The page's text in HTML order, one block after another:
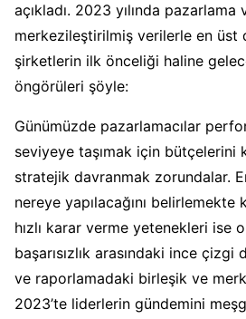
açıkladı. 2023 yılında pazarlama
merkezileştirilmiş verilerle en üst
şirketlerin ilk önceliği haline
öngörüleri şöyle:
Günümüzde pazarlamacılar
seviyeye taşımak için bütçelerini
stratejik davranmak zorundalar.
nereye yapılacağını belirlemekte
hızlı karar verme yetenekleri ise
başarısızlık arasındaki ince
ve raporlamadaki birleşik ve
2023’te liderlerin gündemini